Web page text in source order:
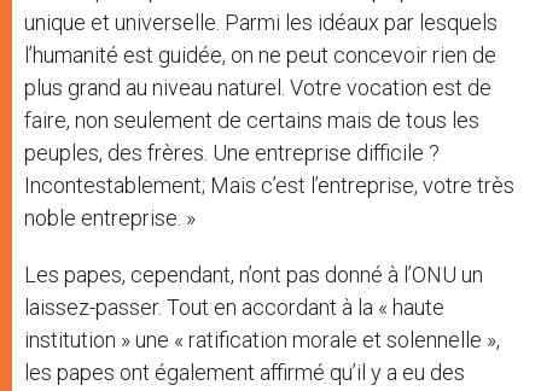
unique et universelle. Parmi les idéaux par lesquels
l’humanité est guidée, on ne peut concevoir rien de
plus grand au niveau naturel. Votre vocation est de
faire, non seulement de certains mais de tous les
peuples, des frères. Une entreprise difficile ?
Incontestablement; Mais c’est l’entreprise, votre très
noble entreprise. »
Les papes, cependant, n’ont pas donné à l’ONU un
laissez-passer. Tout en accordant à la « haute
institution » une « ratification morale et solennelle »,
les papes ont également affirmé qu’il y a eu des